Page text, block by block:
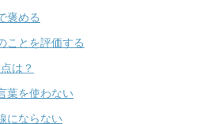
褒める
ことを評価する
は？
葉を使わない
にならない